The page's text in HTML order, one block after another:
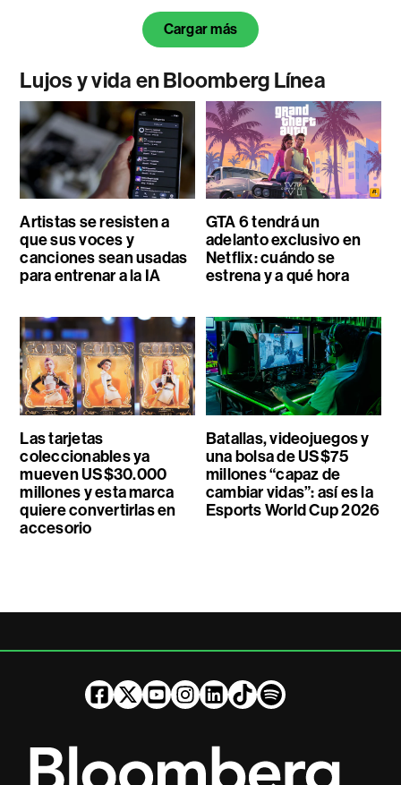
Cargar más
Lujos y vida en Bloomberg Línea
Artistas se resisten a
que sus voces y
canciones sean usadas
para entrenar a la IA
GTA 6 tendrá un
adelanto exclusivo en
Netflix: cuándo se
estrena y a qué hora
Las tarjetas
coleccionables ya
mueven US$30.000
millones y esta marca
quiere convertirlas en
accesorio
Batallas, videojuegos y
una bolsa de US$75
millones “capaz de
cambiar vidas”: así es la
Esports World Cup 2026